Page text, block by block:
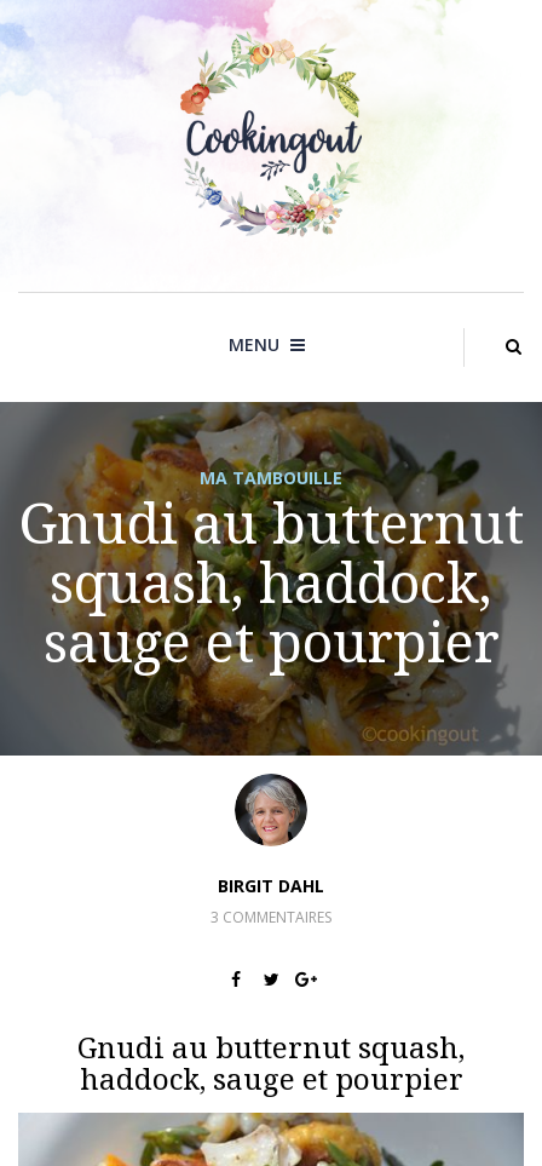
to
MENU
MA TAMBOUILLE
Gnudi au butternut
squash, haddock,
sauge et pourpier
BIRGIT DAHL
3 COMMENTAIRES
Gnudi au butternut squash,
haddock, sauge et pourpier